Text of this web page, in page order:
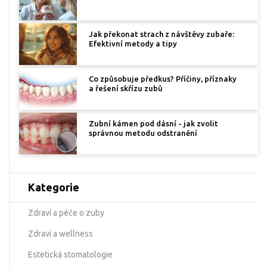
Jak překonat strach z návštěvy zubaře:
Efektivní metody a tipy
Co způsobuje předkus? Příčiny, příznaky
a řešení skřízu zubů
Zubní kámen pod dásní - jak zvolit
správnou metodu odstranění
Kategorie
Zdraví a péče o zuby
Zdraví a wellness
Estetická stomatologie